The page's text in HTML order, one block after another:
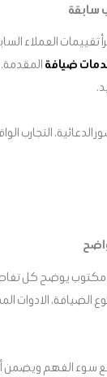
سابقة
تقييمات العملاء
ضيافة المقدمة.
الدعائية، التجارب
مكتوب يوضح كل
الضيافة، الادوات
سوء الفهم ويضمن